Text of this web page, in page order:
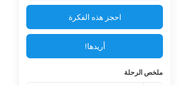
احجز هذه الفكرة
أريدها!
ملخص الرحلة